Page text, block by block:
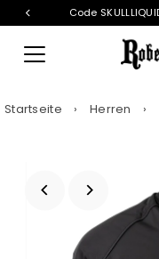
Direkt zum Inhalt
Code
Startseite › Herren ›